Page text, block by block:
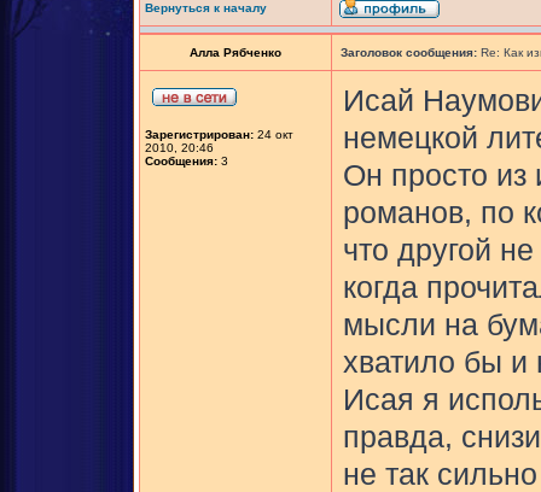
Вернуться к началу
Алла Рябченко Заголовок сообщения: Re: Как
Зарегистрирован: 24 окт
2010, 20:46
Сообщения: 3
Исай
немецкой
Он просто из
романов, по
что другой
когда
мысли на
хватило бы
Исая я
правда,
не так